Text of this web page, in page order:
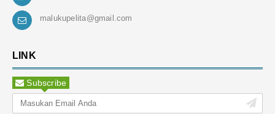
malukupelita@gmail.com
LINK
Subscribe